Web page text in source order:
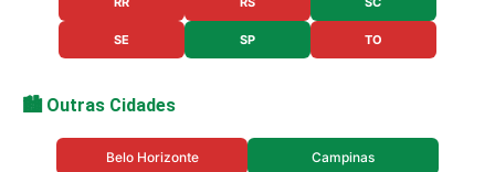
SE SP TO
🏙️ Outras Cidades
Belo Horizonte Campinas